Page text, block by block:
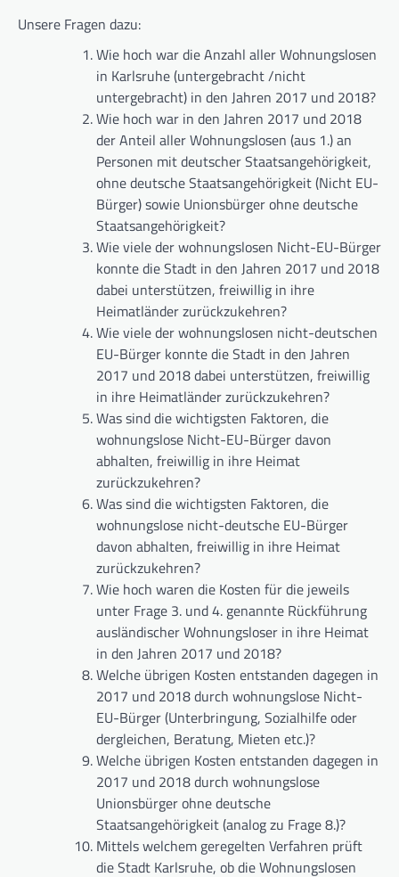
Unsere Fragen dazu:
Wie hoch war die Anzahl aller Wohnungslosen
in Karlsruhe (untergebracht /nicht
untergebracht) in den Jahren 2017 und 2018?
Wie hoch war in den Jahren 2017 und 2018
der Anteil aller Wohnungslosen (aus 1.) an
Personen mit deutscher Staatsangehörigkeit,
ohne deutsche Staatsangehörigkeit (Nicht EU-
Bürger) sowie Unionsbürger ohne deutsche
Staatsangehörigkeit?
Wie viele der wohnungslosen Nicht-EU-Bürger
konnte die Stadt in den Jahren 2017 und 2018
dabei unterstützen, freiwillig in ihre
Heimatländer zurückzukehren?
Wie viele der wohnungslosen nicht-deutschen
EU-Bürger konnte die Stadt in den Jahren
2017 und 2018 dabei unterstützen, freiwillig
in ihre Heimatländer zurückzukehren?
Was sind die wichtigsten Faktoren, die
wohnungslose Nicht-EU-Bürger davon
abhalten, freiwillig in ihre Heimat
zurückzukehren?
Was sind die wichtigsten Faktoren, die
wohnungslose nicht-deutsche EU-Bürger
davon abhalten, freiwillig in ihre Heimat
zurückzukehren?
Wie hoch waren die Kosten für die jeweils
unter Frage 3. und 4. genannte Rückführung
ausländischer Wohnungsloser in ihre Heimat
in den Jahren 2017 und 2018?
Welche übrigen Kosten entstanden dagegen in
2017 und 2018 durch wohnungslose Nicht-
EU-Bürger (Unterbringung, Sozialhilfe oder
dergleichen, Beratung, Mieten etc.)?
Welche übrigen Kosten entstanden dagegen in
2017 und 2018 durch wohnungslose
Unionsbürger ohne deutsche
Staatsangehörigkeit (analog zu Frage 8.)?
Mittels welchem geregelten Verfahren prüft
die Stadt Karlsruhe, ob die Wohnungslosen